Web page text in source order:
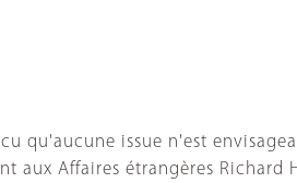
qu'aucune issue n'est
aux Affaires étrangères Richard